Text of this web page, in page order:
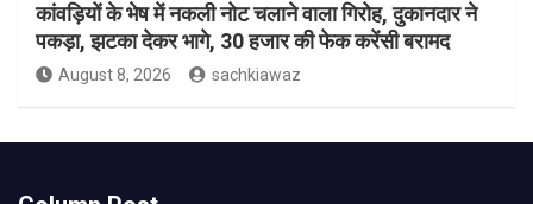
कांवड़ियों के भेष में नकली नोट चलाने वाला गिरोह, दुकानदार ने
पकड़ा, झटका देकर भागे, 30 हजार की फेक करेंसी बरामद
August 8, 2026 sachkiawaz